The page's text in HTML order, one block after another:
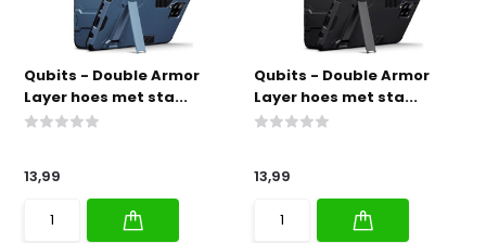
Qubits - Double Armor
Layer hoes met sta...
13,99
Qubits - Double Armor
Layer hoes met sta...
13,99